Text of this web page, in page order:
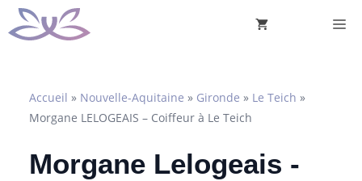
Aller
au
Accueil » Nouvelle-Aquitaine » Gironde » Le Teich »
Morgane LELOGEAIS – Coiffeur à Le Teich
Morgane Lelogeais -